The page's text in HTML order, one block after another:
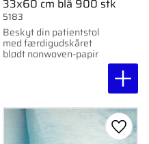
33x60 cm blå 900 stk
Beskyt din patientstol
med færdigudskåret
blødt nonwoven-papir
5183
favorit Gem